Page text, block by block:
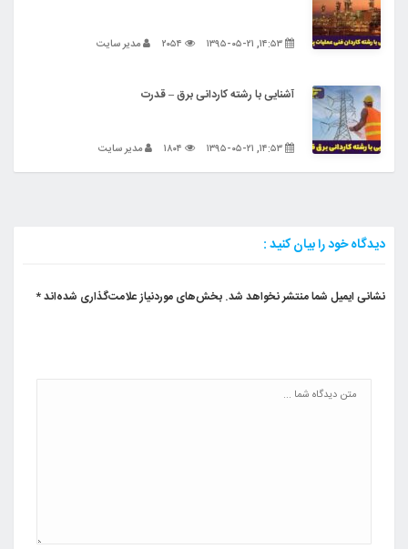
مدیر سایت
آشنایی با رشته کاردانی برق – قدرت
مدیر سایت
دیدگاه خود را بیان کنید :
نشانی ایمیل شما منتشر نخواهد شد. بخش‌های موردنیاز علامت‌گذاری شده‌اند*